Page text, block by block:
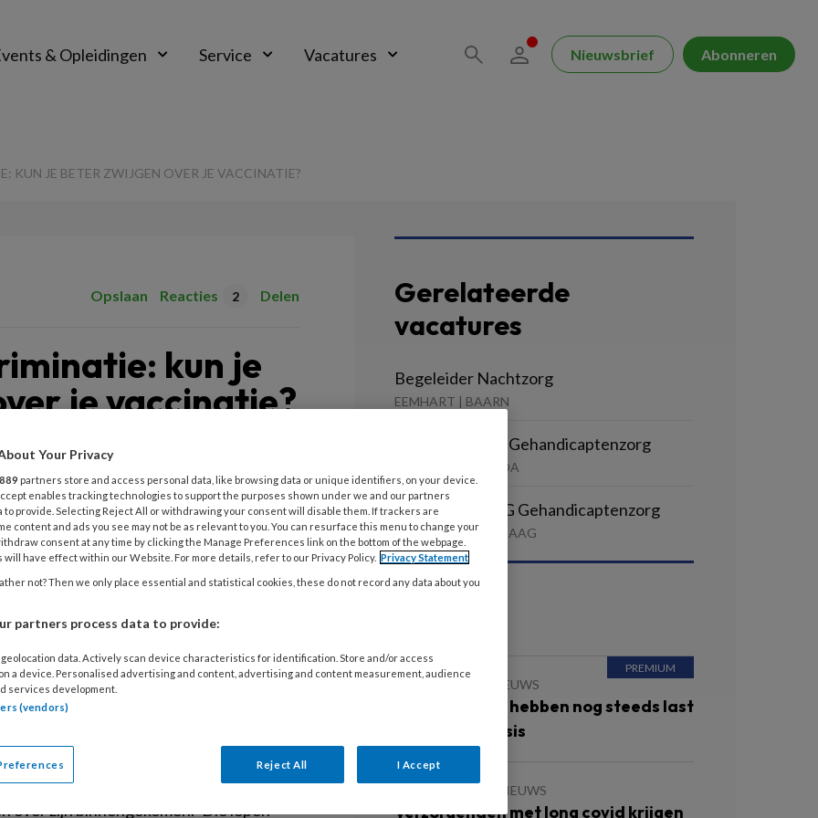
& Opleidingen Service Vacatures Nieuwsbrief Abonneren
KUN JE BETER ZWIJGEN OVER JE VACCINATIE?
Opslaan Reacties 2 Delen
kun je
je vaccinatie?
zich door hun werkgever onder
Werkgevers zouden
chanteren, zegt BNR
eigenlijk of hun
vaccineren? En kun je dan maar
onder druk om zich te
. De aanleiding van het nieuwsitem was dat
dat ze onder druk werden gezet
vaccineren tegen het coronavirus. BNR
Vakbond CNV
over zijn binnengekomen. ‘Die lopen
Gerelateerde
vacatures
Begeleider Nachtzorg
EEMHART | BAARN
Begeleider LVB Gehandicaptenzorg
MAANDAG | GOUDA
Begeleider MVG Gehandicaptenzorg
MAANDAG | DEN HAAG
4 APRIL 2025 NIEUWS
Verzorgenden hebben nog steeds last
van coronacrisis
NIEUWS
Verzorgenden met long covid krijgen
Your Privacy
889 partners store and access personal data, like browsing data or unique identifiers, on your device.
enables tracking technologies to support the purposes shown under we and our partners
to provide. Selecting Reject All or withdrawing your consent will disable them. If trackers are
content and ads you see may not be as relevant to you. You can resurface this menu to change your
consent at any time by clicking the Manage Preferences link on the bottom of the webpage.
will have effect within our Website. For more details, refer to our Privacy Policy. Privacy Statement
not? Then we only place essential and statistical cookies, these do not record any data about you
partners process data to provide:
data. Actively scan device characteristics for identification. Store and/or access
a device. Personalised advertising and content, advertising and content measurement, audience
services development.
(vendors)
Reject All I Accept